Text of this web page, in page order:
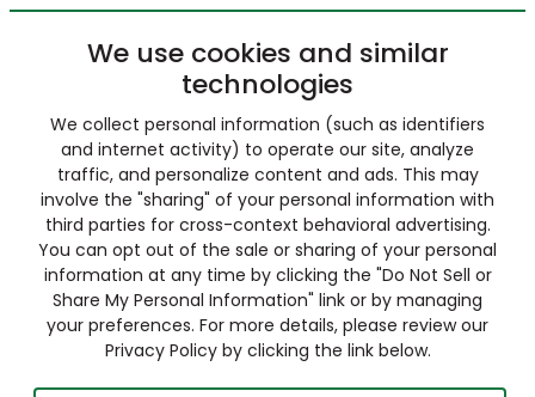
We use cookies and similar
technologies
We collect personal information (such as identifiers
and internet activity) to operate our site, analyze
traffic, and personalize content and ads. This may
involve the "sharing" of your personal information with
third parties for cross-context behavioral advertising.
You can opt out of the sale or sharing of your personal
information at any time by clicking the "Do Not Sell or
Share My Personal Information" link or by managing
your preferences. For more details, please review our
Privacy Policy by clicking the link below.